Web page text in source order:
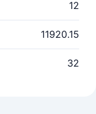
12
11920.15
32